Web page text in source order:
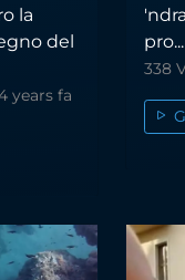
la
del
years fa
pro...
338